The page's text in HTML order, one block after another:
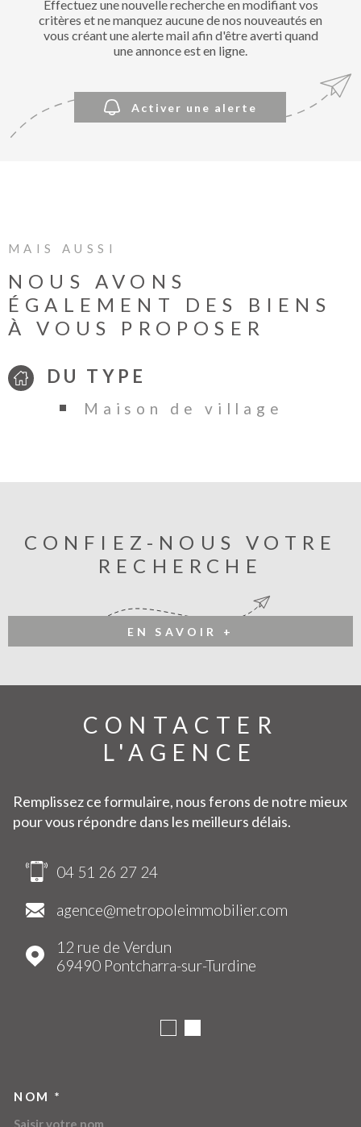
CHEZ
Effectuez une nouvelle recherche en modifiant vos
critères et ne manquez aucune de nos nouveautés en
vous créant une alerte mail afin d'être averti quand
une annonce est en ligne.
Activer une alerte
MAIS AUSSI
NOUS AVONS
ÉGALEMENT DES BIENS
À VOUS PROPOSER
DU TYPE
Maison de village
CONFIEZ-NOUS VOTRE
RECHERCHE
EN SAVOIR +
CONTACTER
L'AGENCE
Remplissez ce formulaire, nous ferons de notre mieux
pour vous répondre dans les meilleurs délais.
04 51 26 27 24
agence@metropoleimmobilier.com
12 rue de Verdun
69490 Pontcharra-sur-Turdine
NOM *